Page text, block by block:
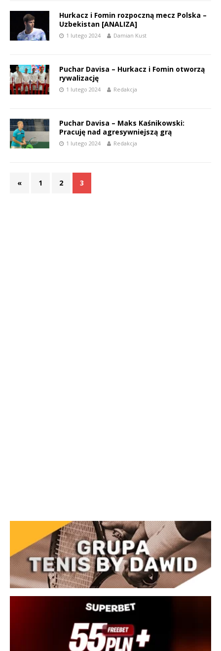
Hurkacz i Fomin rozpoczną mecz Polska –
Uzbekistan [ANALIZA]
1 lutego 2024 Damian Kust
Puchar Davisa – Hurkacz i Fomin otworzą
rywalizację
1 lutego 2024 Redakcja
Puchar Davisa – Maks Kaśnikowski:
Pracuję nad agresywniejszą grą
1 lutego 2024 Redakcja
« 1 2 3